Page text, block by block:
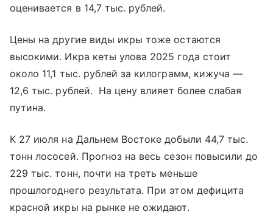
оценивается в 14,7 тыс. рублей.
Цены на другие виды икры тоже остаются
высокими. Икра кеты улова 2025 года стоит
около 11,1 тыс. рублей за килограмм, кижуча —
12,6 тыс. рублей. На цену влияет более слабая
путина.
К 27 июля на Дальнем Востоке добыли 44,7 тыс.
тонн лососей. Прогноз на весь сезон повысили до
229 тыс. тонн, почти на треть меньше
прошлогоднего результата. При этом дефицита
красной икры на рынке не ожидают.